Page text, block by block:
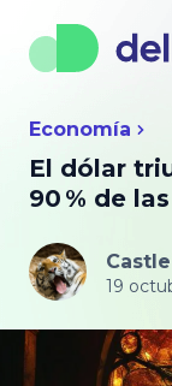
Economía
El dólar
90 % de
Castle
19